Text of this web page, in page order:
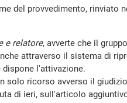
del provvedimento, rinviato
e relatore, avverte che il
attraverso il sistema di
l'attivazione.
solo ricorso avverso il
di ieri, sull'articolo